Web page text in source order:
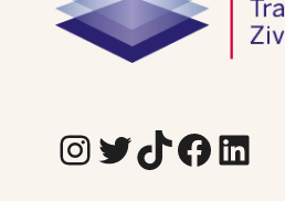
InstagramTwitter TikTok Facebook LinkedIn